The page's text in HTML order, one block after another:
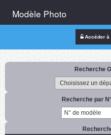
Modèle Photo
Accéder à
Recherche
Recherche par